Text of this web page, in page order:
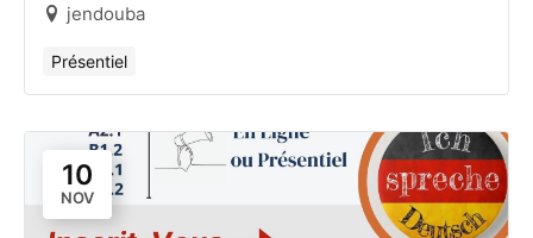
jendouba
Présentiel
10
NOV